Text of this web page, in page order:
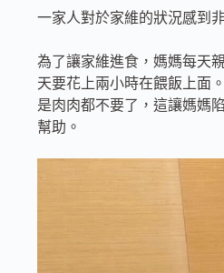
一家人對於家維的狀況感到
為了讓家維進食，媽媽每天
天要花上兩小時在餵飯上面
是肉肉都不要了，這讓媽媽
幫助。